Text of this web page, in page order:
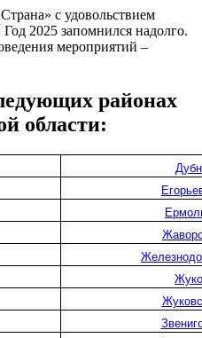
с удовольствием
2025 запомнился надолго.
мероприятий –
районах
области: